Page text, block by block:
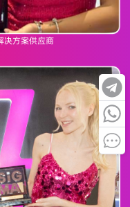
决方案供应商